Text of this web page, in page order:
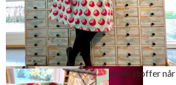
Foldeskjørt er perfekt til vevde stoffer når